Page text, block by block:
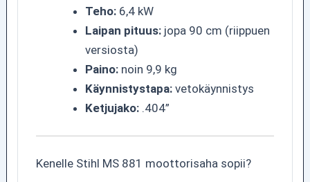
Teho:6,4 kW
Laipan pituus:jopa 90 cm (riippuen
versiosta)
Paino:noin 9,9 kg
Käynnistystapa:vetokäynnistys
Ketjujako:.404”
Kenelle Stihl MS 881 moottorisaha sopii?